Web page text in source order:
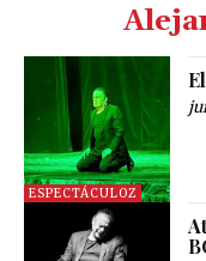
ESPECTÁCULOZ